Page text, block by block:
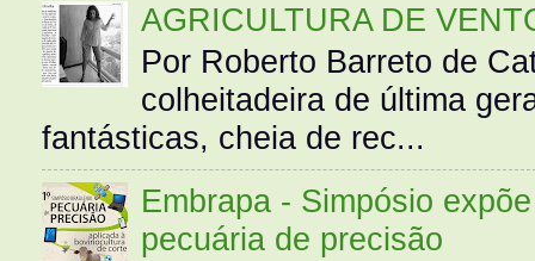
AGRICULTURA DE
Por Roberto Barreto de
colheitadeira de última
fantásticas, cheia de rec...
Embrapa - Simpósio
pecuária de precisão